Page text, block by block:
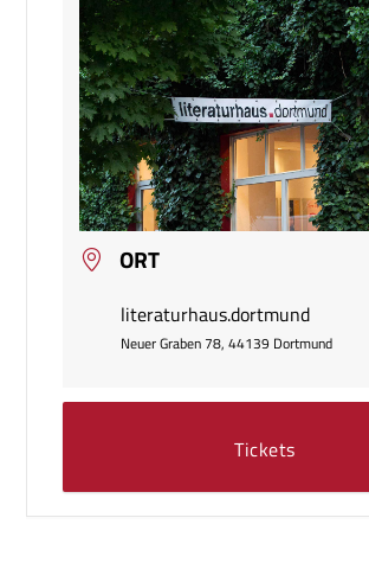
ORT
literaturhaus.dortmund
Neuer Graben 78, 44139 Dortmund
Tickets